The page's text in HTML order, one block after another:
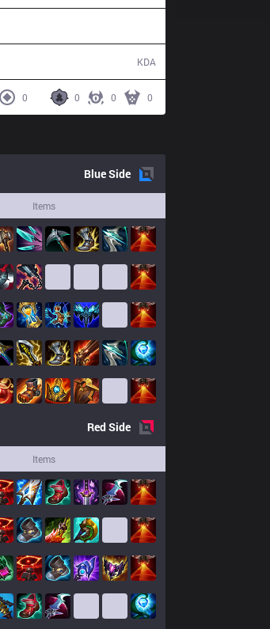
KDA
0 0 0
0
BlueSide
Items
RedSide
Items